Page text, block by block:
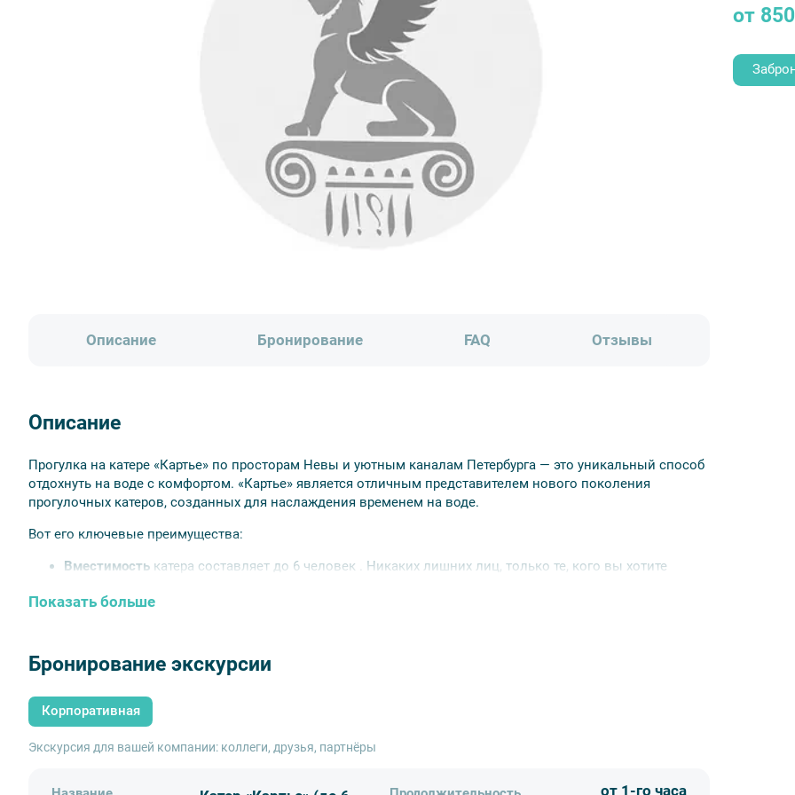
от
Описание Бронирование FAQ Отзывы
Описание
Прогулка на катере «Картье» по просторам Невы и уютным каналам Петербурга — это уникальный способ
отдохнуть на воде с комфортом. «Картье» является отличным представителем нового поколения
прогулочных катеров, созданных для наслаждения временем на воде.
Вот его ключевые преимущества:
Вместимость катера составляет до 6 человек . Никаких лишних лиц, только те, кого вы хотите
Изысканные сиденья:
Открытые площадки: Просторные площадки на корме и на носу для наслаждения видами.
Маршрут:
Благодаря своим габаритам на катере можно пройти по самым небольшим и узким
каналам Санкт — Петербурга
Безопасность:
Дополнительная информация:
Показать больше
Бронирование экскурсии
Корпоративная
Экскурсия для вашей компании: коллеги, друзья, партнёры
от 1-го часа